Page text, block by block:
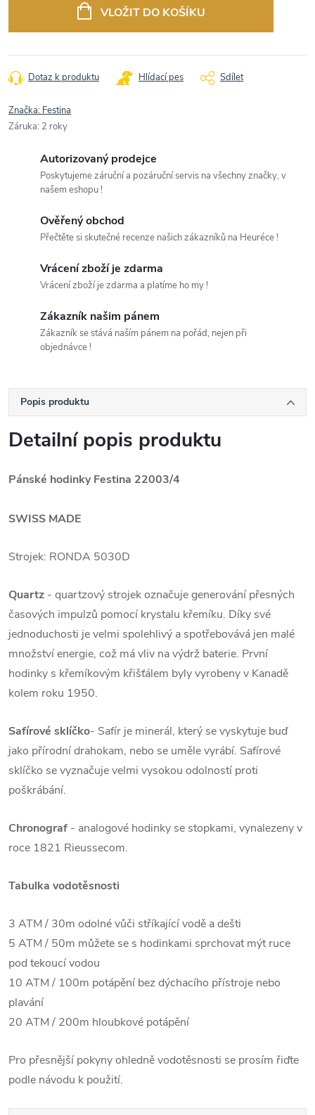
VLOŽIT DO KOŠÍKU
Dotaz k produktu Hlídací pes Sdílet
Značka: Festina
Záruka: 2 roky
Autorizovaný prodejce
Poskytujeme záruční a pozáruční servis na všechny značky, v
našem eshopu !
Ověřený obchod
Přečtěte si skutečné recenze našich zákazníků na Heuréce !
Vrácení zboží je zdarma
Vrácení zboží je zdarma a platíme ho my !
Zákazník našim pánem
Zákazník se stává naším pánem na pořád, nejen při
objednávce !
Popis produktu
Detailní popis produktu
Pánské hodinky Festina 22003/4
SWISS MADE
Strojek: RONDA 5030D
Quartz - quartzový strojek označuje generování přesných
časových impulzů pomocí krystalu křemíku. Díky své
jednoduchosti je velmi spolehlivý a spotřebovává jen malé
množství energie, což má vliv na výdrž baterie. První
hodinky s křemíkovým křišťálem byly vyrobeny v Kanadě
kolem roku 1950.
Safírové sklíčko- Safír je minerál, který se vyskytuje buď
jako přírodní drahokam, nebo se uměle vyrábí. Safírové
sklíčko se vyznačuje velmi vysokou odolností proti
poškrábání.
Chronograf - analogové hodinky se stopkami, vynalezeny v
roce 1821 Rieussecom.
Tabulka vodotěsnosti
3 ATM / 30m odolné vůči stříkající vodě a dešti
5 ATM / 50m můžete se s hodinkami sprchovat mýt ruce
pod tekoucí vodou
10 ATM / 100m potápění bez dýchacího přístroje nebo
plavání
20 ATM / 200m hloubkové potápění
Pro přesnější pokyny ohledně vodotěsnosti se prosím řiďte
podle návodu k použití.